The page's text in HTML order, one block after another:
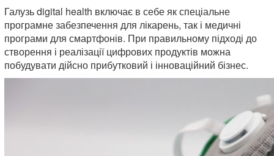
Галузь digital health включає в себе як спеціальне
програмне забезпечення для лікарень, так і медичні
програми для смартфонів. При правильному підході до
створення і реалізації цифрових продуктів можна
побудувати дійсно прибутковий і інноваційний бізнес.